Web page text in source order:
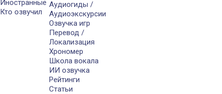
Иностранные
Кто озвучил
Аудиогиды /
Аудиоэкскурсии
Озвучка игр
Перевод /
Локализация
Хрономер
Школа вокала
ИИ озвучка
Рейтинги
Статьи